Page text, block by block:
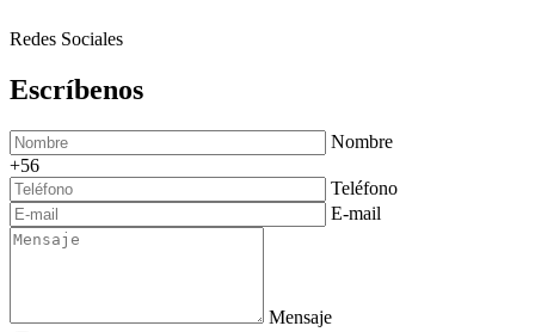
Redes Sociales
Escríbenos
Nombre
+56
Teléfono
E-mail
Mensaje